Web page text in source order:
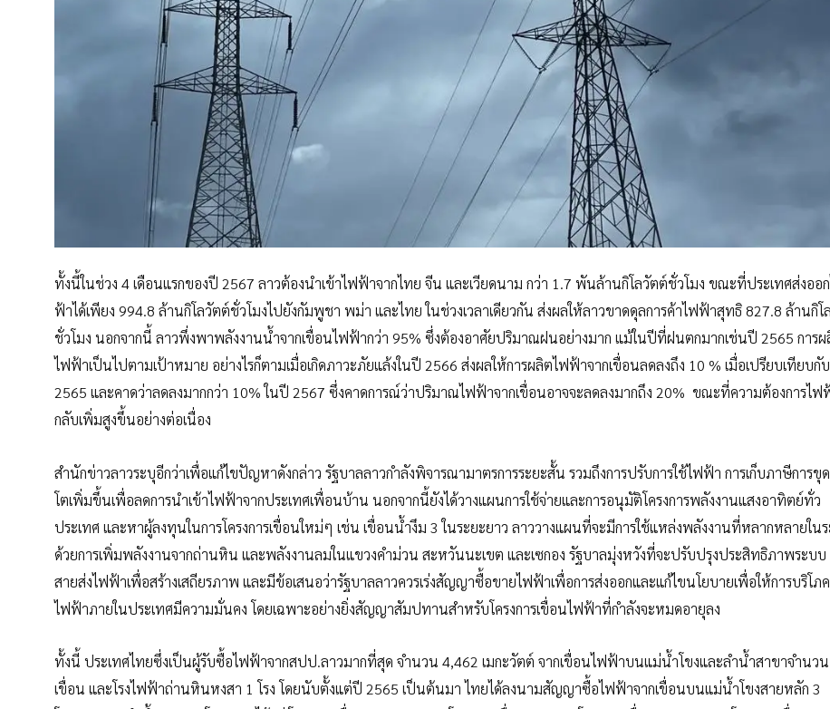
ทั้งนี้ในช่วง 4 เดือนแรกของปี 2567 ลาวต้องนำเข้าไฟฟ้าจากไทย จีน และเวียดนาม กว่า 1.7 พันล้านกิโลวัตต์ชั่วโมง ขณะที่ประเทศส่งออ
ฟ้าได้เพียง 994.8 ล้านกิโลวัตต์ชั่วโมงไปยังกัมพูชา พม่า และไทย ในช่วงเวลาเดียวกัน ส่งผลให้ลาวขาดดุลการค้าไฟฟ้าสุทธิ 827.8 ล้านกิโ
ชั่วโมง นอกจากนี้ ลาวพึ่งพาพลังงานน้ำจากเขื่อนไฟฟ้ากว่า 95% ซึ่งต้องอาศัยปริมาณฝนอย่างมาก แม้ในปีที่ฝนตกมากเช่นปี 2565 การผ
ไฟฟ้าเป็นไปตามเป้าหมาย อย่างไรก็ตามเมื่อเกิดภาวะภัยแล้งในปี 2566 ส่งผลให้การผลิตไฟฟ้าจากเขื่อนลดลงถึง 10 % เมื่อเปรียบเทียบกั
2565 และคาดว่าลดลงมากกว่า 10% ในปี 2567 ซึ่งคาดการณ์ว่าปริมาณไฟฟ้าจากเขื่อนอาจจะลดลงมากถึง 20% ขณะที่ความต้องการไฟ
กลับเพิ่มสูงขึ้นอย่างต่อเนื่อง
สำนักข่าวลาวระบุอีกว่าเพื่อแก้ไขปัญหาดังกล่าว รัฐบาลลาวกำลังพิจารณามาตรการระยะสั้น รวมถึงการปรับการใช้ไฟฟ้า การเก็บภาษีการขุ
โตเพิ่มขึ้นเพื่อลดการนำเข้าไฟฟ้าจากประเทศเพื่อนบ้าน นอกจากนี้ยังได้วางแผนการใช้จ่ายและการอนุมัติโครงการพลังงานแสงอาทิตย์ทั่ว
ประเทศ และหาผู้ลงทุนในการโครงการเขื่อนใหม่ๆ เช่น เขื่อนน้ำงึม 3 ในระยะยาว ลาววางแผนที่จะมีการใช้แหล่งพลังงานที่หลากหลายใน
ด้วยการเพิ่มพลังงานจากถ่านหิน และพลังงานลมในแขวงคำม่วน สะหวันนะเขต และเซกอง รัฐบาลมุ่งหวังที่จะปรับปรุงประสิทธิภาพระบบ
สายส่งไฟฟ้าเพื่อสร้างเสถียรภาพ และมีข้อเสนอว่ารัฐบาลลาวควรเร่งสัญญาซื้อขายไฟฟ้าเพื่อการส่งออกและแก้ไขนโยบายเพื่อให้การบริโภค
ไฟฟ้าภายในประเทศมีความมั่นคง โดยเฉพาะอย่างยิ่งสัญญาสัมปทานสำหรับโครงการเขื่อนไฟฟ้าที่กำลังจะหมดอายุลง
ทั้งนี้ ประเทศไทยซึ่งเป็นผู้รับซื้อไฟฟ้าจากสปป.ลาวมากที่สุด จำนวน 4,462 เมกะวัตต์ จากเขื่อนไฟฟ้าบนแม่น้ำโขงและลำน้ำสาขาจำนว
เขื่อน และโรงไฟฟ้าถ่านหินหงสา 1 โรง โดยนับตั้งแต่ปี 2565 เป็นต้นมา ไทยได้ลงนามสัญญาซื้อไฟฟ้าจากเขื่อนบนแม่น้ำโขงสายหลัก 3